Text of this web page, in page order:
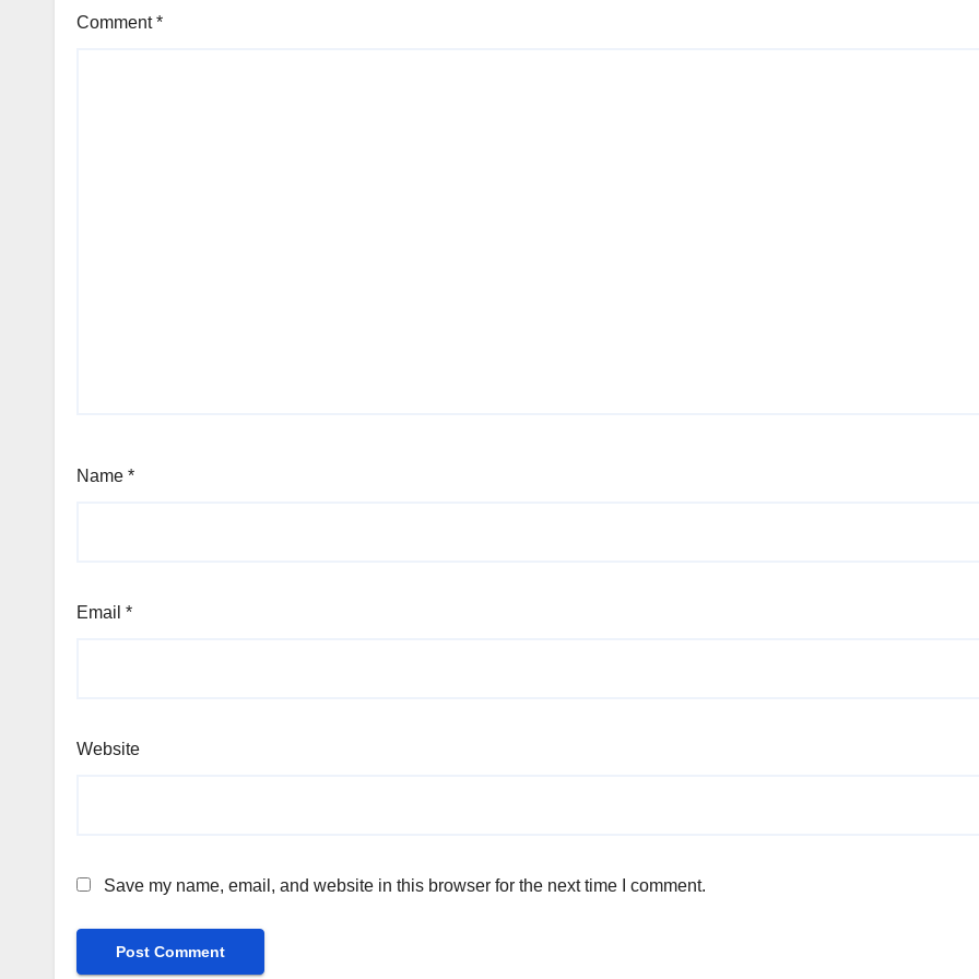
Comment*
Name *
Email *
Website
Save my name, email, and website in this browser for the next time I comment.